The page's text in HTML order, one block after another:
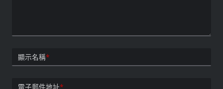
顯示名稱*
電子郵件地址*